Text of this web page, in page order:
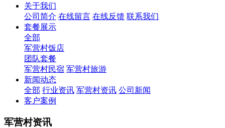
关于我们
公司简介 在线留言 在线反馈 联系我们
套餐展示
全部
军营村饭店
团队套餐
军营村民宿 军营村旅游
新闻动态
全部 行业资讯 军营村资讯 公司新闻
客户案例
军营村资讯